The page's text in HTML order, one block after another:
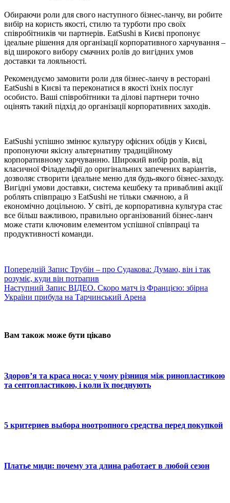
Обираючи роли для свого наступного бізнес-ланчу, ви робите
вибір на користь якості, стилю та турботи про своїх
співробітників чи партнерів. EatSushi в Києві пропонує
ідеальне рішення для організації корпоративного харчування –
від широкого вибору смачних ролів до вигідних умов
доставки та лояльності.
Рекомендуємо замовити роли для бізнес-ланчу в ресторані
EatSushi в Києві та переконатися в якості їхніх послуг
особисто. Ваші співробітники та ділові партнери точно
оцінять такий підхід до організації корпоративних заходів.
EatSushi успішно змінює культуру офісних обідів у Києві,
пропонуючи якісну альтернативу традиційному
корпоративному харчуванню. Широкий вибір ролів, від
класичної Філадельфії до оригінальних запечених варіантів,
дозволяє створити ідеальне меню для будь-якого бізнес-заходу.
Вигідні умови доставки, система кешбеку та привабливі акції
роблять співпрацю з EatSushi не тільки смачною, а й
економічно доцільною. У світі, де корпоративна культура стає
все більш важливою, правильно організований бізнес-ланч
може стати ключовим елементом успішної співпраці та
продуктивності команди.
Попередній Запис Трубін – про Судакова: Думаю, він і так
розуміє, куди він потрапив
Наступний Запис ВІДЕО. Скоро матч із Францією: збірна
України прибула на Тарчинський Арена
Вам також може бути цікаво
Здоров’я та краса носа: у чому різниця між ринопластикою
та септопластикою, і коли їх поєднують
5 критериев выбора ноотропного средства перед покупкой
Платье миди: почему эта длина работает в любой сезон